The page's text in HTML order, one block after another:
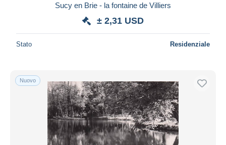
Sucy en Brie - la fontaine de Villiers
± 2,31 USD
Stato Residenziale
Nuovo